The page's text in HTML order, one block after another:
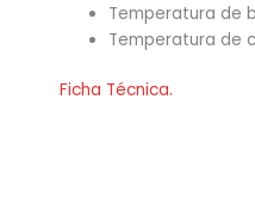
Temperatura de
Temperatura de
Ficha Técnica.